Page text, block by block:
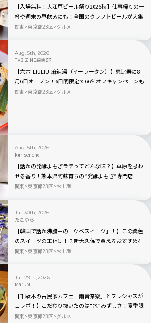
【入場無料！大江戸ビール祭り2026秋】仕事帰りの一
杯や週末の昼飲みにも！全国のクラフトビールが大集
合｜品川
関東 東京都23区 グルメ
Aug. 5th, 2026
TABIZINE編集部
【六六-LIULIU-麻辣湯（マーラータン）】恵比寿に8
月6日オープン！6日間限定で66％オフキャンペーンも
関東 東京都23区 グルメ
Aug. 5th, 2026
kurisencho
【話題の発酵よもぎラテってどんな味？】草原を思わ
せる香り！熊本県阿蘇育ちの“発酵よもぎ”専門店
「BETWEEN by THE YOMOGI STAND」渋谷にオープ
関東 東京都23区 お土産
Jul. 30th, 2026
たこゆら
【韓国で話題沸騰中の「ウベスイーツ」！】この紫色
のスイーツの正体は！？新大久保で買えるおすすめ4
選を実食レビュー
関東 東京都23区 お土産
Jul. 29th, 2026
Mari.M
【千駄木の古民家カフェ「雨音茶寮」とフレシャスが
コラボ！】こだわり抜いたのは“水”みずしさ！夏季限
定の冷茶と和菓子が登場
関東 東京都23区 グルメ